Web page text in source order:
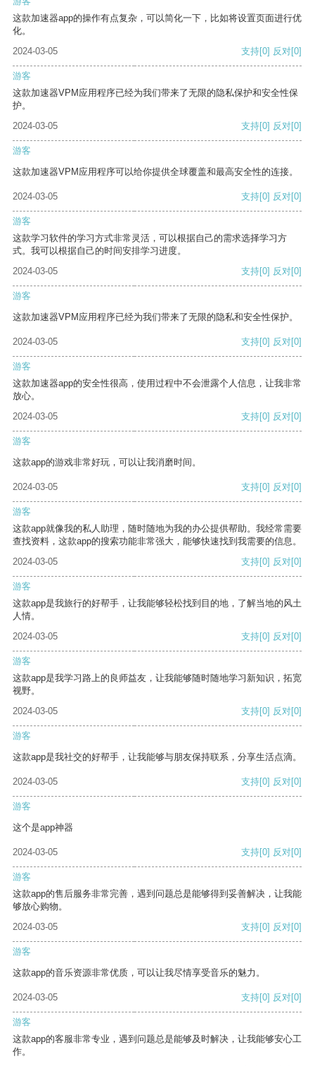
这款加速器app的操作有点复杂，可以简化一下，比如将设置页面进行优
化。
2024-03-05
支持[0] 反对[0]
游客
这款加速器VPM应用程序已经为我们带来了无限的隐私保护和安全性保
护。
2024-03-05
支持[0] 反对[0]
游客
这款加速器VPM应用程序可以给你提供全球覆盖和最高安全性的连接。
2024-03-05 支持[0] 反对[0]
游客
这款学习软件的学习方式非常灵活，可以根据自己的需求选择学习方
式。我可以根据自己的时间安排学习进度。
2024-03-05
支持[0] 反对[0]
游客
这款加速器VPM应用程序已经为我们带来了无限的隐私和安全性保护。
2024-03-05 支持[0] 反对[0]
游客
这款加速器app的安全性很高，使用过程中不会泄露个人信息，让我非常
放心。
2024-03-05
支持[0] 反对[0]
游客
这款app的游戏非常好玩，可以让我消磨时间。
2024-03-05 支持[0] 反对[0]
游客
这款app就像我的私人助理，随时随地为我的办公提供帮助。我经常需要
查找资料，这款app的搜索功能非常强大，能够快速找到我需要的信息。
2024-03-05
支持[0] 反对[0]
游客
这款app是我旅行的好帮手，让我能够轻松找到目的地，了解当地的风土
人情。
2024-03-05
支持[0] 反对[0]
游客
这款app是我学习路上的良师益友，让我能够随时随地学习新知识，拓宽
视野。
2024-03-05
支持[0] 反对[0]
游客
这款app是我社交的好帮手，让我能够与朋友保持联系，分享生活点滴。
2024-03-05 支持[0] 反对[0]
游客
这个是app神器
2024-03-05 支持[0] 反对[0]
游客
这款app的售后服务非常完善，遇到问题总是能够得到妥善解决，让我能
够放心购物。
2024-03-05
支持[0] 反对[0]
游客
这款app的音乐资源非常优质，可以让我尽情享受音乐的魅力。
2024-03-05 支持[0] 反对[0]
游客
这款app的客服非常专业，遇到问题总是能够及时解决，让我能够安心工
作。